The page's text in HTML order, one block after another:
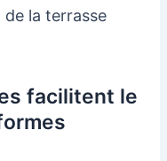
la terrasse
facilitent le